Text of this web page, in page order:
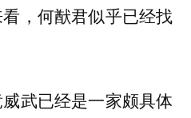
，何猷君似乎已经找
武已经是一家颇具体